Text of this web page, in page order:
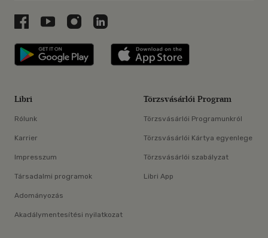
Libri a Facebookon
Libri a Youtube-on
Libri az Instagramon
Libri a LinkedInen
Libri applikáció Szerezd meg: Google
Libri
Rólunk
Karrier
Impresszum
Társadalmi programok
Adományozás
Akadálymentesítési nyilatkozat
Törzsvásárlói Program
Törzsvásárlói Programunkról
Törzsvásárlói Kártya egyenlege
Törzsvásárlói szabályzat
Libri App